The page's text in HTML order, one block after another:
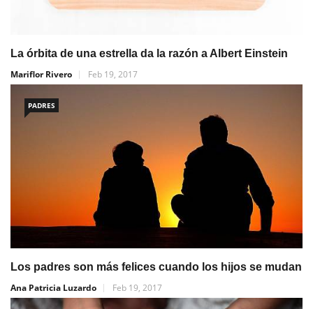
La órbita de una estrella da la razón a Albert Einstein
Mariflor Rivero
Feb 19, 2017
PADRES
Los padres son más felices cuando los hijos se mudan
Ana Patricia Luzardo
Feb 19, 2017